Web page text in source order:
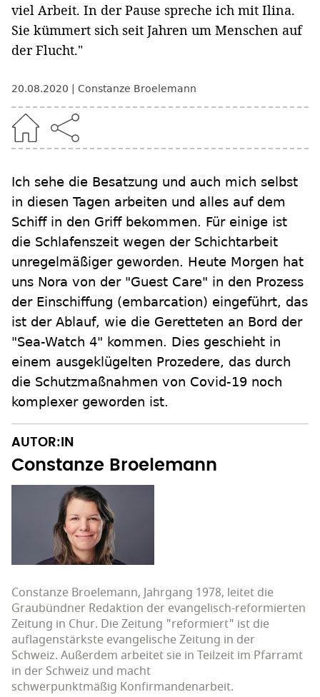
viel Arbeit. In der Pause spreche ich mit Ilina.
Sie kümmert sich seit Jahren um Menschen auf
der Flucht."
20.08.2020 Constanze Broelemann
Ich sehe die Besatzung und auch mich selbst
in diesen Tagen arbeiten und alles auf dem
Schiff in den Griff bekommen. Für einige ist
die Schlafenszeit wegen der Schichtarbeit
unregelmäßiger geworden. Heute Morgen hat
uns Nora von der "Guest Care" in den Prozess
der Einschiffung (embarcation) eingeführt, das
ist der Ablauf, wie die Geretteten an Bord der
"Sea-Watch 4" kommen. Dies geschieht in
einem ausgeklügelten Prozedere, das durch
die Schutzmaßnahmen von Covid-19 noch
komplexer geworden ist.
AUTOR:IN
Constanze Broelemann
Constanze Broelemann, Jahrgang 1978, leitet die
Graubündner Redaktion der evangelisch-reformierten
Zeitung in Chur. Die Zeitung "reformiert" ist die
auflagenstärkste evangelische Zeitung in der
Schweiz. Außerdem arbeitet sie in Teilzeit im Pfarramt
in der Schweiz und macht
schwerpunktmäßig Konfirmandenarbeit.